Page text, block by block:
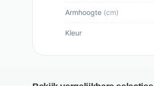
Armhoogte (cm)
Kleur